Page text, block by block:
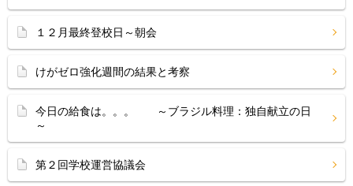
１２月最終登校日～朝会
けがゼロ強化週間の結果と考察
今日の給食は。。。 ～ブラジル料理：独自献立の日
～
第２回学校運営協議会